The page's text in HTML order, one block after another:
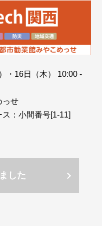
・16日（木） 10:00 -
っせ
：小間番号[1-11]
した